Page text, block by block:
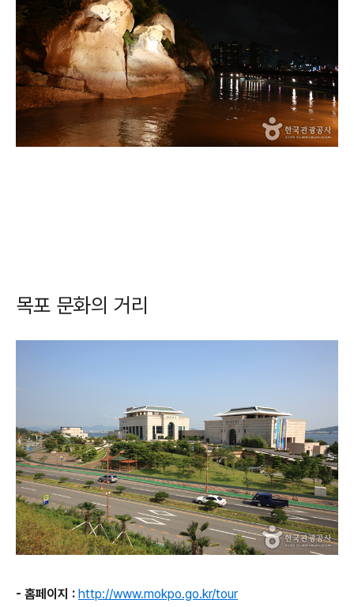
목포 문화의 거리
- 홈페이지 : http://www.mokpo.go.kr/tour